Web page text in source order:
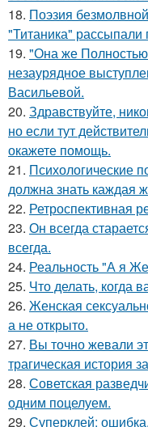
18. Поэзия
"Титаника" рассыпали
19. "Она же
незаурядное
Васильевой.
20. Здравствуйте,
но если тут
окажете помощь.
21. Психологические
должна знать каждая
22. Ретроспективная
23. Он всегда
всегда.
24. Реальность "А я
25. Что делать, когда
26. Женская
а не открыто.
27. Вы точно жевали
трагическая история
28. Советская
одним поцелуем.
29. Суперклей: